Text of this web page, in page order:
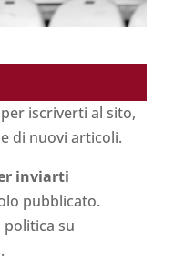
iscriverti al sito,
di nuovi articoli.
inviarti
pubblicato.
politica su
.